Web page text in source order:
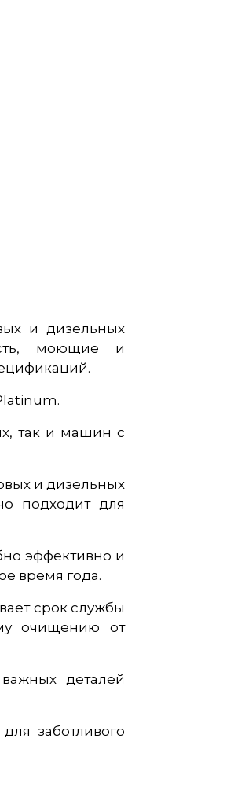
и дизельных
моющие и
так и машин с
и дизельных
подходит для
эффективно и
время года.
срок службы
очищению от
деталей
заботливого